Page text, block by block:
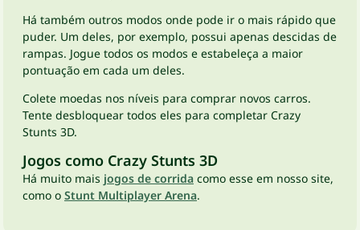
Há também outros modos onde pode ir o mais rápido que
puder. Um deles, por exemplo, possui apenas descidas de
rampas. Jogue todos os modos e estabeleça a maior
pontuação em cada um deles.
Colete moedas nos níveis para comprar novos carros.
Tente desbloquear todos eles para completar Crazy
Stunts 3D.
Jogos como Crazy Stunts 3D
Há muito mais jogos de corrida como esse em nosso site,
como o Stunt Multiplayer Arena.